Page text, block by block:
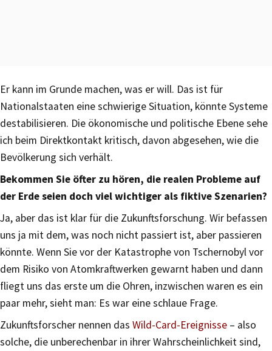
Er kann im Grunde machen, was er will. Das ist für
Nationalstaaten eine schwierige Situation, könnte Systeme
destabilisieren. Die ökonomische und politische Ebene sehe
ich beim Direktkontakt kritisch, davon abgesehen, wie die
Bevölkerung sich verhält.
Bekommen Sie öfter zu hören, die realen Probleme auf
der Erde seien doch viel wichtiger als fiktive Szenarien?
Ja, aber das ist klar für die Zukunftsforschung. Wir befassen
uns ja mit dem, was noch nicht passiert ist, aber passieren
könnte. Wenn Sie vor der Katastrophe von Tschernobyl vor
dem Risiko von Atomkraftwerken gewarnt haben und dann
fliegt uns das erste um die Ohren, inzwischen waren es ein
paar mehr, sieht man: Es war eine schlaue Frage.
Zukunftsforscher nennen das Wild-Card-Ereignisse – also
solche, die unberechenbar in ihrer Wahrscheinlichkeit sind,